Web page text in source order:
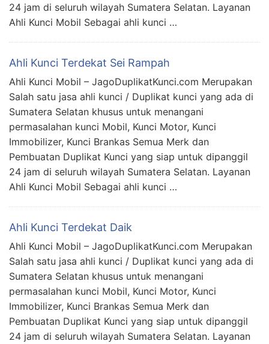
24 jam di seluruh wilayah Sumatera Selatan. Layanan
Ahli Kunci Mobil Sebagai ahli kunci …
Ahli Kunci Terdekat Sei Rampah
Ahli Kunci Mobil – JagoDuplikatKunci.com Merupakan
Salah satu jasa ahli kunci / Duplikat kunci yang ada di
Sumatera Selatan khusus untuk menangani
permasalahan kunci Mobil, Kunci Motor, Kunci
Immobilizer, Kunci Brankas Semua Merk dan
Pembuatan Duplikat Kunci yang siap untuk dipanggil
24 jam di seluruh wilayah Sumatera Selatan. Layanan
Ahli Kunci Mobil Sebagai ahli kunci …
Ahli Kunci Terdekat Daik
Ahli Kunci Mobil – JagoDuplikatKunci.com Merupakan
Salah satu jasa ahli kunci / Duplikat kunci yang ada di
Sumatera Selatan khusus untuk menangani
permasalahan kunci Mobil, Kunci Motor, Kunci
Immobilizer, Kunci Brankas Semua Merk dan
Pembuatan Duplikat Kunci yang siap untuk dipanggil
24 jam di seluruh wilayah Sumatera Selatan. Layanan